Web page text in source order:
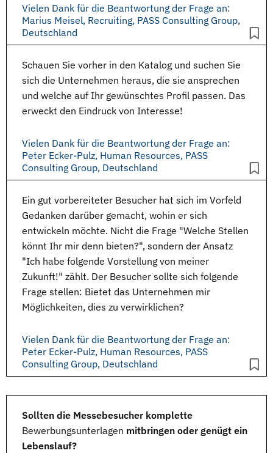
Vielen Dank für die Beantwortung der Frage an:
Marius Meisel, Recruiting, PASS Consulting Group,
Deutschland
Schauen Sie vorher in den Katalog und suchen Sie
sich die Unternehmen heraus, die sie ansprechen
und welche auf Ihr gewünschtes Profil passen. Das
erweckt den Eindruck von Interesse!
Vielen Dank für die Beantwortung der Frage an:
Peter Ecker-Pulz, Human Resources, PASS
Consulting Group, Deutschland
Ein gut vorbereiteter Besucher hat sich im Vorfeld
Gedanken darüber gemacht, wohin er sich
entwickeln möchte. Nicht die Frage "Welche Stellen
könnt Ihr mir denn bieten?", sondern der Ansatz
"Ich habe folgende Vorstellung von meiner
Zukunft!" zählt. Der Besucher sollte sich folgende
Frage stellen: Bietet das Unternehmen mir
Möglichkeiten, dies zu verwirklichen?
Vielen Dank für die Beantwortung der Frage an:
Peter Ecker-Pulz, Human Resources, PASS
Consulting Group, Deutschland
Sollten die Messebesucher komplette
Bewerbungsunterlagen mitbringen oder genügt ein
Lebenslauf?